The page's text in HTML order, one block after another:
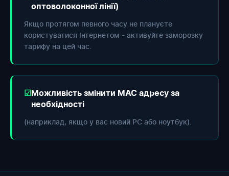
оптоволоконної лінії)
Якщо протягом певного часу не плануєте
користуватися Інтернетом - активуйте заморозку
тарифу на цей час.
Можливість змінити МАС адресу за
необхідності
(наприклад, якщо у вас новий РС або ноутбук).